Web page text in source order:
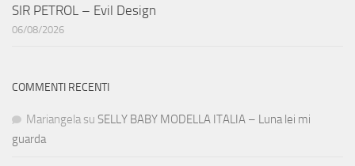
SIR PETROL – Evil Design
06/08/2026
COMMENTI RECENTI
Mariangela su SELLY BABY MODELLA ITALIA – Luna lei mi
guarda